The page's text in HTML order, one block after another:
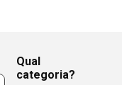
Qual
categoria?